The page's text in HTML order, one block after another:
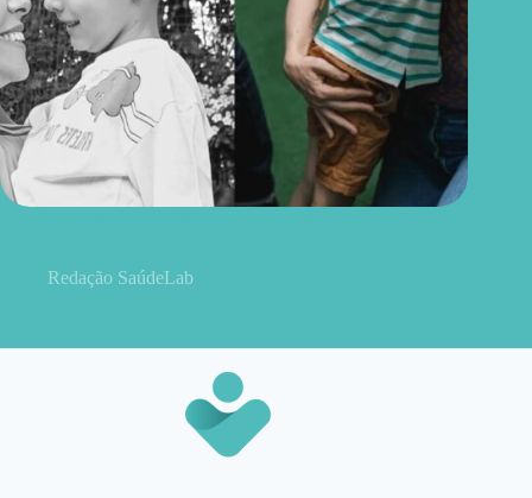
Redação SaúdeLab